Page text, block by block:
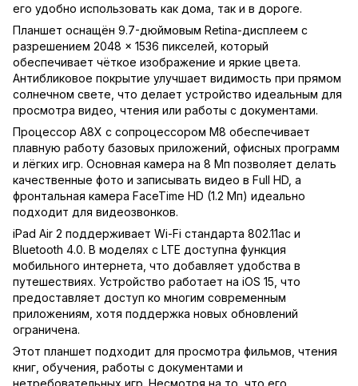
его удобно использовать как дома, так и в дороге.
Планшет оснащён 9.7-дюймовым Retina-дисплеем с
разрешением 2048 × 1536 пикселей, который
обеспечивает чёткое изображение и яркие цвета.
Антибликовое покрытие улучшает видимость при прямом
солнечном свете, что делает устройство идеальным для
просмотра видео, чтения или работы с документами.
Процессор A8X с сопроцессором M8 обеспечивает
плавную работу базовых приложений, офисных программ
и лёгких игр. Основная камера на 8 Мп позволяет делать
качественные фото и записывать видео в Full HD, а
фронтальная камера FaceTime HD (1.2 Мп) идеально
подходит для видеозвонков.
iPad Air 2 поддерживает Wi-Fi стандарта 802.11ac и
Bluetooth 4.0. В моделях с LTE доступна функция
мобильного интернета, что добавляет удобства в
путешествиях. Устройство работает на iOS 15, что
предоставляет доступ ко многим современным
приложениям, хотя поддержка новых обновлений
ограничена.
Этот планшет подходит для просмотра фильмов, чтения
книг, обучения, работы с документами и
нетребовательных игр. Несмотря на то, что его